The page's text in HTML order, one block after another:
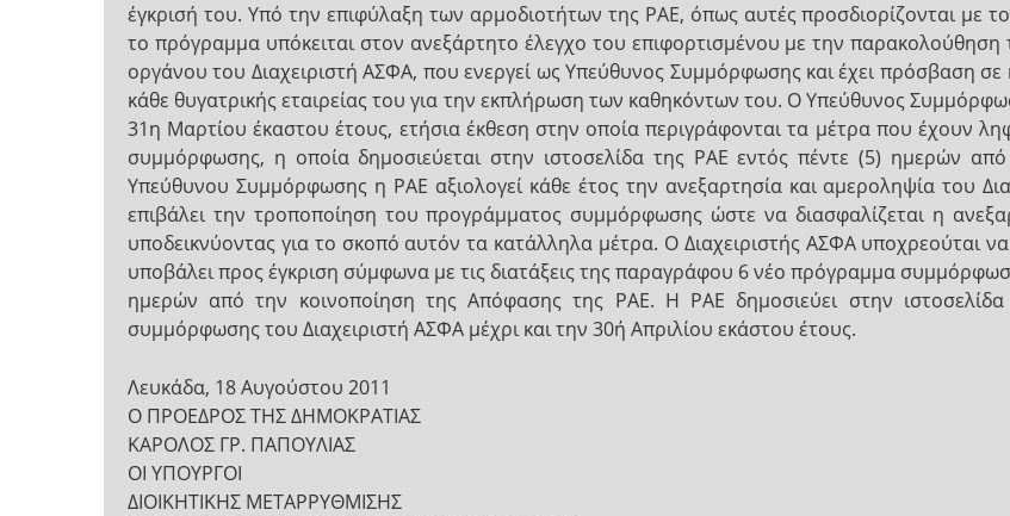
έγκρισή του. Υπό την επιφύλαξη των αρμοδιοτήτων της ΡΑΕ, όπως αυτές προσδιορίζονται
το πρόγραμμα υπόκειται στον ανεξάρτητο έλεγχο του επιφορτισμένου με την
οργάνου του Διαχειριστή ΑΣΦΑ, που ενεργεί ως Υπεύθυνος Συμμόρφωσης και έχει πρόσβαση σε
κάθε θυγατρικής εταιρείας του για την εκπλήρωση των καθηκόντων του. Ο Υπεύθυνος
31η Μαρτίου έκαστου έτους, ετήσια έκθεση στην οποία περιγράφονται τα μέτρα που έχουν
συμμόρφωσης, η οποία δημοσιεύεται στην ιστοσελίδα της ΡΑΕ εντός πέντε (5) ημερών
Υπεύθυνου Συμμόρφωσης η ΡΑΕ αξιολογεί κάθε έτος την ανεξαρτησία και αμεροληψία του
επιβάλει την τροποποίηση του προγράμματος συμμόρφωσης ώστε να διασφαλίζεται η
υποδεικνύοντας για το σκοπό αυτόν τα κατάλληλα μέτρα. Ο Διαχειριστής ΑΣΦΑ υποχρεούται
υποβάλει προς έγκριση σύμφωνα με τις διατάξεις της παραγράφου 6 νέο πρόγραμμα
ημερών από την κοινοποίηση της Απόφασης της ΡΑΕ. Η ΡΑΕ δημοσιεύει στην
συμμόρφωσης του Διαχειριστή ΑΣΦΑ μέχρι και την 30ή Απριλίου εκάστου έτους.
Λευκάδα, 18 Αυγούστου 2011
Ο ΠΡΟΕΔΡΟΣ ΤΗΣ ΔΗΜΟΚΡΑΤΙΑΣ
ΚΑΡΟΛΟΣ ΓΡ. ΠΑΠΟΥΛΙΑΣ
ΟΙ ΥΠΟΥΡΓΟΙ
ΔΙΟΙΚΗΤΙΚΗΣ ΜΕΤΑΡΡΥΘΜΙΣΗΣ